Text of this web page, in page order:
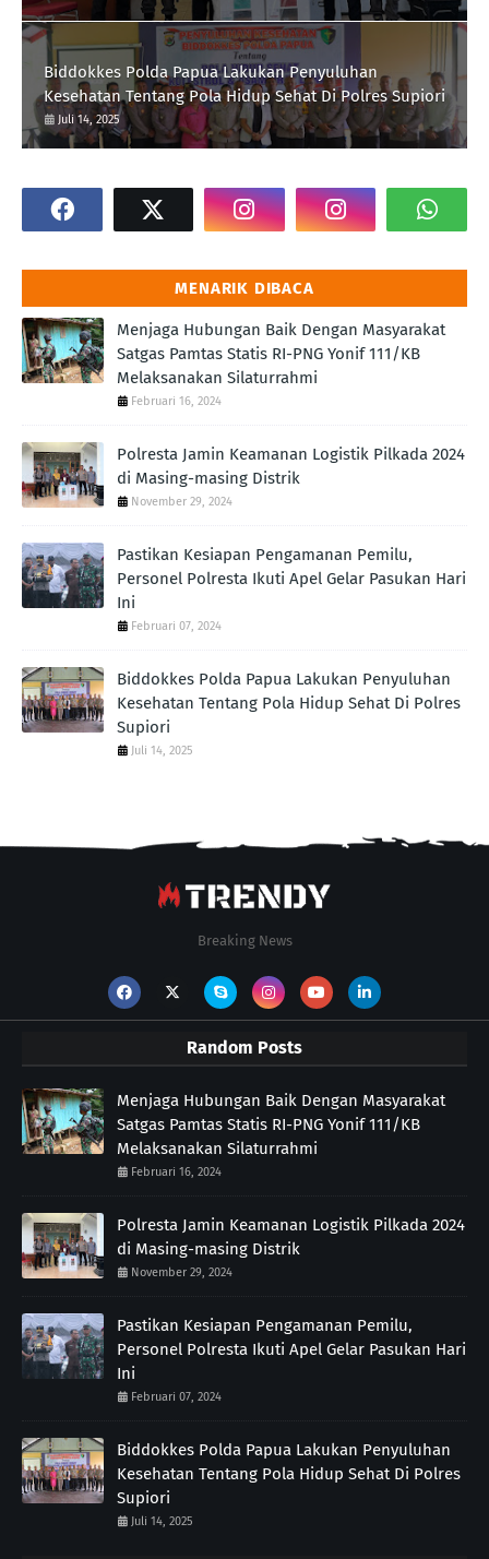
Biddokkes Polda Papua Lakukan Penyuluhan
Kesehatan Tentang Pola Hidup Sehat Di Polres Supiori
Juli 14, 2025
MENARIK DIBACA
Menjaga Hubungan Baik Dengan Masyarakat
Satgas Pamtas Statis RI-PNG Yonif 111/KB
Melaksanakan Silaturrahmi
Februari 16, 2024
Polresta Jamin Keamanan Logistik Pilkada 2024
di Masing-masing Distrik
November 29, 2024
Pastikan Kesiapan Pengamanan Pemilu,
Personel Polresta Ikuti Apel Gelar Pasukan Hari
Ini
Februari 07, 2024
Biddokkes Polda Papua Lakukan Penyuluhan
Kesehatan Tentang Pola Hidup Sehat Di Polres
Supiori
Juli 14, 2025
Breaking News
Random Posts
Menjaga Hubungan Baik Dengan Masyarakat
Satgas Pamtas Statis RI-PNG Yonif 111/KB
Melaksanakan Silaturrahmi
Februari 16, 2024
Polresta Jamin Keamanan Logistik Pilkada 2024
di Masing-masing Distrik
November 29, 2024
Pastikan Kesiapan Pengamanan Pemilu,
Personel Polresta Ikuti Apel Gelar Pasukan Hari
Ini
Februari 07, 2024
Biddokkes Polda Papua Lakukan Penyuluhan
Kesehatan Tentang Pola Hidup Sehat Di Polres
Supiori
Juli 14, 2025